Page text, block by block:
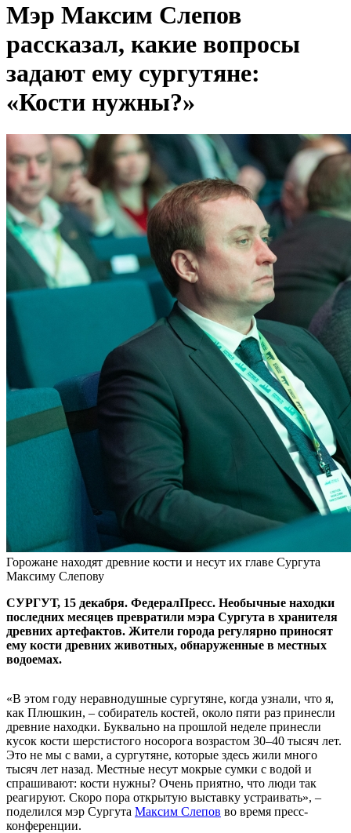
Мэр Максим Слепов
рассказал, какие вопросы
задают ему сургутяне:
«Кости нужны?»
Горожане находят древние кости и несут их главе Сургута
Максиму Слепову
СУРГУТ, 15 декабря. ФедералПресс. Необычные находки
последних месяцев превратили мэра Сургута в хранителя
древних артефактов. Жители города регулярно приносят
ему кости древних животных, обнаруженные в местных
водоемах.
«В этом году неравнодушные сургутяне, когда узнали, что я,
как Плюшкин, – собиратель костей, около пяти раз принесли
древние находки. Буквально на прошлой неделе принесли
кусок кости шерстистого носорога возрастом 30–40 тысяч лет.
Это не мы с вами, а сургутяне, которые здесь жили много
тысяч лет назад. Местные несут мокрые сумки с водой и
спрашивают: кости нужны? Очень приятно, что люди так
реагируют. Скоро пора открытую выставку устраивать», –
поделился мэр Сургута Максим Слепов во время пресс-
конференции.